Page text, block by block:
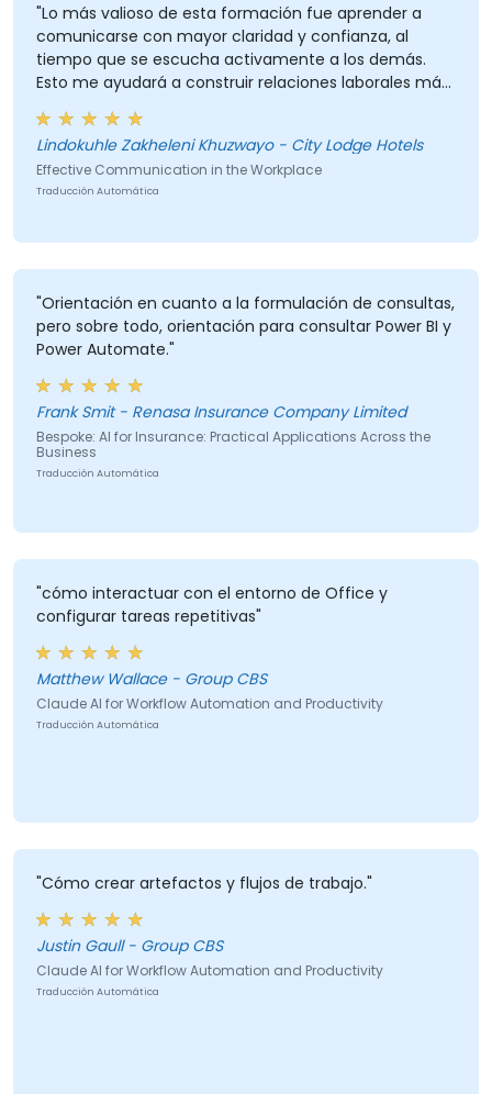
"Lo más valioso de esta formación fue aprender a
comunicarse con mayor claridad y confianza, al
tiempo que se escucha activamente a los demás.
Esto me ayudará a construir relaciones laborales más
Lindokuhle Zakheleni Khuzwayo - City Lodge Hotels
Effective Communication in the Workplace
Traducción Automática
"Orientación en cuanto a la formulación de consultas,
pero sobre todo, orientación para consultar Power BI y
Power Automate."
Frank Smit - Renasa Insurance Company Limited
Bespoke: AI for Insurance: Practical Applications Across the
Business
Traducción Automática
"cómo interactuar con el entorno de Office y
configurar tareas repetitivas"
Matthew Wallace - Group CBS
Claude AI for Workflow Automation and Productivity
Traducción Automática
"Cómo crear artefactos y flujos de trabajo."
Justin Gaull - Group CBS
Claude AI for Workflow Automation and Productivity
Traducción Automática